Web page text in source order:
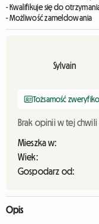
- Kwalifikuje się do
- Możliwość zameldowania
Sylvain
Tożsamość
Brak opinii w tej chwili
Mieszka w:
Wiek:
Gospodarz od:
Opis